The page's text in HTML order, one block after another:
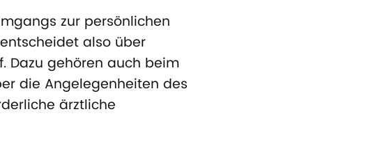
zur persönlichen
also über
Dazu gehören auch beim
die Angelegenheiten des
ärztliche